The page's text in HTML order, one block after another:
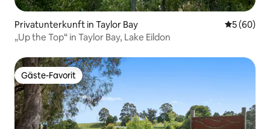
Privatunterkunft in Taylor Bay
5 (60)
„Up the Top“ in Taylor Bay, Lake Eildon
Gäste-Favorit
Gäste-Favorit